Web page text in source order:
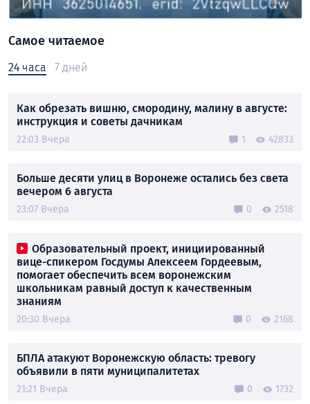
Самое читаемое
24 часа 7 дней
Как обрезать вишню, смородину, малину в августе:
инструкция и советы дачникам
22:03 Вчера 1 42833
Больше десяти улиц в Воронеже остались без света
вечером 6 августа
23:07 Вчера 0 2518
Образовательный проект, инициированный
вице-спикером Госдумы Алексеем Гордеевым,
помогает обеспечить всем воронежским
школьникам равный доступ к качественным
знаниям
20:30 Вчера 0 2168
БПЛА атакуют Воронежскую область: тревогу
объявили в пяти муниципалитетах
21:21 Вчера 0 1732